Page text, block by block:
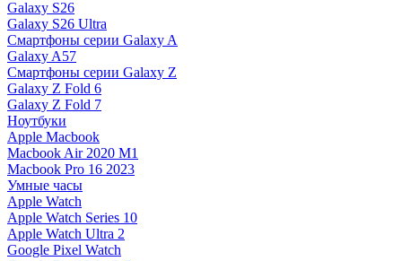
Galaxy S26
Galaxy S26 Ultra
Смартфоны серии Galaxy A
Galaxy A57
Смартфоны серии Galaxy Z
Galaxy Z Fold 6
Galaxy Z Fold 7
Ноутбуки
Apple Macbook
Macbook Air 2020 M1
Macbook Pro 16 2023
Умные часы
Apple Watch
Apple Watch Series 10
Apple Watch Ultra 2
Google Pixel Watch